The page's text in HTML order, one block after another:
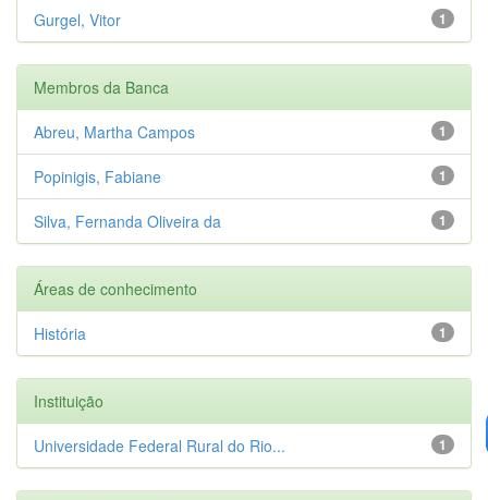
1
Gurgel, Vitor
Membros da Banca
1
Abreu, Martha Campos
1
Popinigis, Fabiane
1
Silva, Fernanda Oliveira da
Áreas de conhecimento
1
História
Instituição
1
Universidade Federal Rural do Rio...